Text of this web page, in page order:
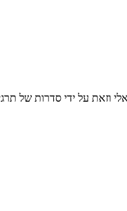
וזאת על ידי סדרות של